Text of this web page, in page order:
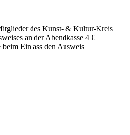
des Kunst- & Kultur-Kreis
an der Abendkasse 4 €
beim Einlass den Ausweis